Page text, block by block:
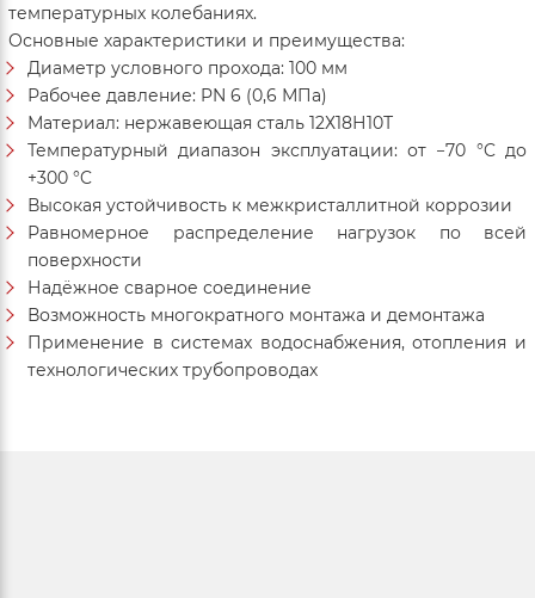
температурных колебаниях.
Основные характеристики и преимущества:
Диаметр условного прохода: 100 мм
Рабочее давление: PN 6 (0,6 МПа)
Материал: нержавеющая сталь 12Х18Н10Т
Температурный диапазон эксплуатации: от −70 °C до
+300 °C
Высокая устойчивость к межкристаллитной коррозии
Равномерное распределение нагрузок по всей
поверхности
Надёжное сварное соединение
Возможность многократного монтажа и демонтажа
Применение в системах водоснабжения, отопления и
технологических трубопроводах